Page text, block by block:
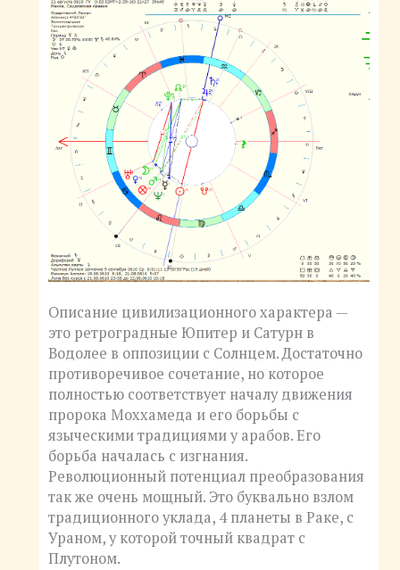
Описание цивилизационного характера —
это ретроградные Юпитер и Сатурн в
Водолее в оппозиции с Солнцем. Достаточно
противоречивое сочетание, но которое
полностью соответствует началу движения
пророка Моххамеда и его борьбы с
языческими традициями у арабов. Его
борьба началась с изгнания.
Революционный потенциал преобразования
так же очень мощный. Это буквально взлом
традиционного уклада, 4 планеты в Раке, с
Ураном, у которой точный квадрат с
Плутоном.